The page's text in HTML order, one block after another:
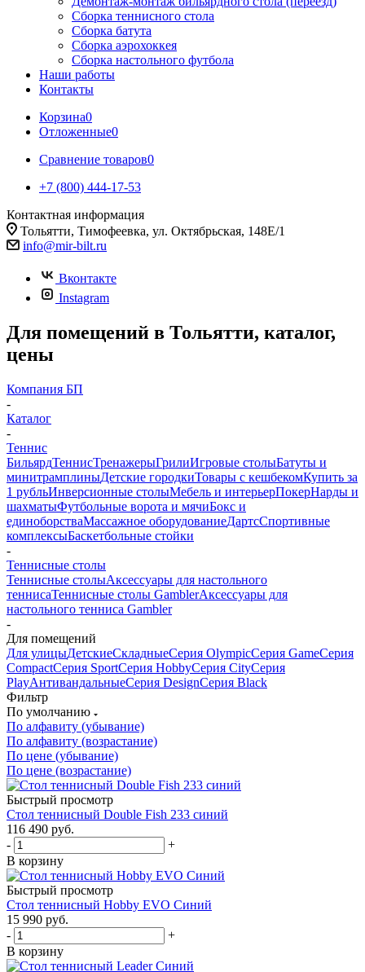
Сборка теннисного стола
Сборка батута
Сборка аэрохоккея
Сборка настольного футбола
Наши работы
Контакты
Корзина0
Отложенные0
Сравнение товаров0
+7 (800) 444-17-53
Контактная информация
Тольятти, Тимофеевка, ул. Октябрьская, 148Е/1
info@mir-bilt.ru
Вконтакте
Instagram
Для помещений в Тольятти, каталог,
цены
Компания БП
-
Каталог
-
Теннис
БильярдТеннисТренажерыГрилиИгровые столыБатуты и
минитрамплиныДетские городкиТовары с кешбекомКупить за
1 рубльИнверсионные столыМебель и интерьерПокерНарды и
шахматыФутбольные ворота и мячиБокс и
единоборстваМассажное оборудованиеДартсСпортивные
комплексыБаскетбольные стойки
-
Теннисные столы
Теннисные столыАксессуары для настольного
теннисаТеннисные столы GamblerАксессуары для
настольного тенниса Gambler
-
Для помещений
Для улицыДетскиеСкладныеСерия OlympicСерия GameСерия
CompactСерия SportСерия HobbyСерия CityСерия
PlayАнтивандальныеСерия DesignСерия Black
Фильтр
По умолчанию
По алфавиту (убывание)
По алфавиту (возрастание)
По цене (убывание)
По цене (возрастание)
Быстрый просмотр
Стол теннисный Double Fish 233 синий
116 490 руб.
-
+
В корзину
Быстрый просмотр
Стол теннисный Hobby EVO Синий
15 990 руб.
-
+
В корзину